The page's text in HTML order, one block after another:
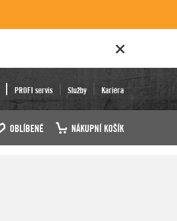
PROFI servis Služby Kariéra
OBLÍBENÉ NÁKUPNÍ KOŠÍK